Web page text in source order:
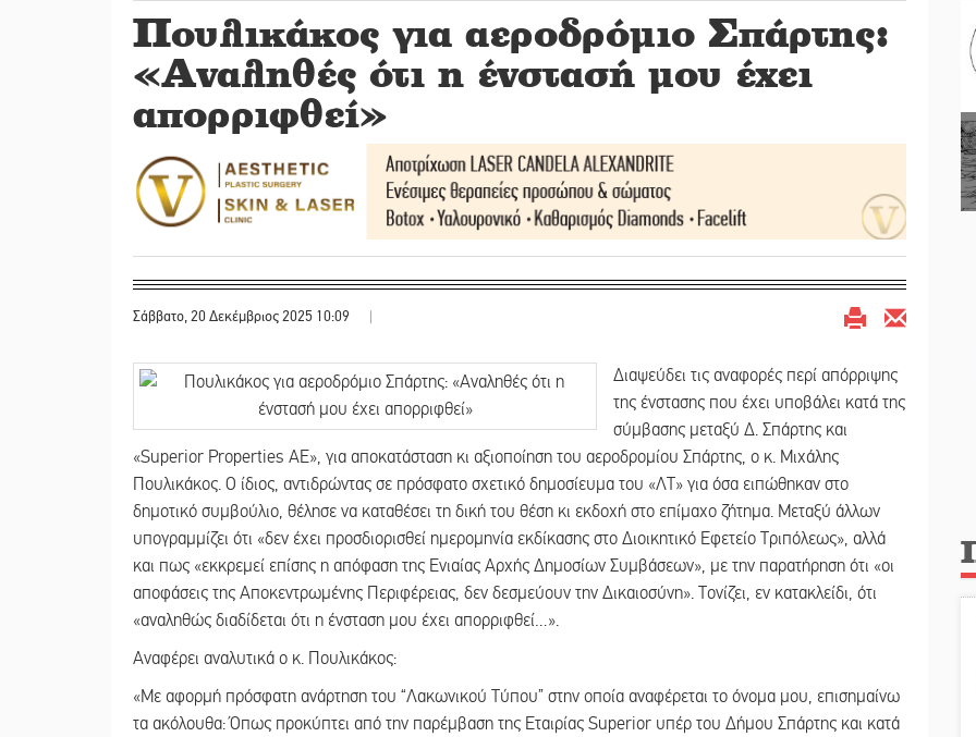
Πουλικάκος για αεροδρόμιο Σπάρτης:
«Αναληθές ότι η ένστασή μου έχει
απορριφθεί»
Σάββατο, 20 Δεκέμβριος 2025 10:09 |
Διαψεύδει τις αναφορές περί απόρριψης
της ένστασης που έχει υποβάλει κατά της
σύμβασης μεταξύ Δ. Σπάρτης και
«Superior Properties ΑΕ», για αποκατάσταση κι αξιοποίηση του αεροδρομίου Σπάρτης, ο κ. Μιχάλης
Πουλικάκος. Ο ίδιος, αντιδρώντας σε πρόσφατο σχετικό δημοσίευμα του «ΛΤ» για όσα ειπώθηκαν στο
δημοτικό συμβούλιο, θέλησε να καταθέσει τη δική του θέση κι εκδοχή στο επίμαχο ζήτημα. Μεταξύ άλλων
υπογραμμίζει ότι «δεν έχει προσδιορισθεί ημερομηνία εκδίκασης στο Διοικητικό Εφετείο Τριπόλεως», αλλά
και πως «εκκρεμεί επίσης η απόφαση της Ενιαίας Αρχής Δημοσίων Συμβάσεων», με την παρατήρηση ότι «οι
αποφάσεις της Αποκεντρωμένης Περιφέρειας, δεν δεσμεύουν την Δικαιοσύνη». Τονίζει, εν κατακλείδι, ότι
«αναληθώς διαδίδεται ότι η ένσταση μου έχει απορριφθεί…».
Αναφέρει αναλυτικά ο κ. Πουλικάκος:
«Με αφορμή πρόσφατη ανάρτηση του “Λακωνικού Τύπου” στην οποία αναφέρεται το όνομα μου, επισημαίνω
τα ακόλουθα: Όπως προκύπτει από την παρέμβαση της Εταιρίας Superior υπέρ του Δήμου Σπάρτης και κατά